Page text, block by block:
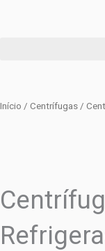
Início / Centrífugas /